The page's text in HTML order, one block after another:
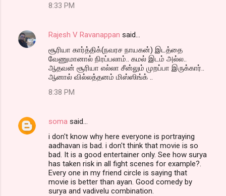
8:33 PM
Rajesh V Ravanappan said…
சூரியா கார்த்திக்(நவரச நாயகன்) இடத்தை
வேணுமானால் நிரப்பலாம்.. கமல் இடம் அல்ல..
ஆதவன் சூரியா எல்லா சீன்லும் முறப்பா இருக்கார்..
ஆனால் வில்லத்தனம் மிஸ்ஸிங்க் ..
8:38 PM
soma said…
i don't know why here everyone is portraying
aadhavan is bad. i don't think that movie is so
bad. It is a good entertainer only. See how surya
has taken risk in all fight scenes for example?.
Every one in my friend circle is saying that
movie is better than ayan. Good comedy by
surya and vadivelu combination.